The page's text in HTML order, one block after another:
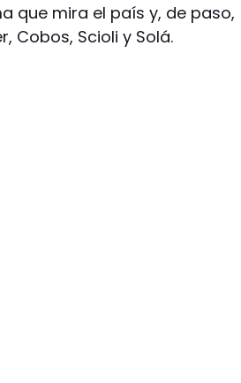
que mira el país y, de paso,
Cobos, Scioli y Solá.